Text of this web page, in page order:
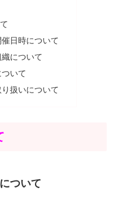
日時について
について
いて
扱いについて
ついて